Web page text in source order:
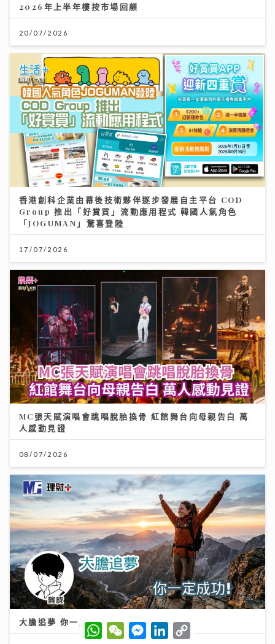
2026年上半年樓按市場回顧
20/07/2026
香港創科企業由幕後技術夥伴逐步發展自主平台 COD
Group 推出「好賞買」流動應用程式 韓國人氣角色
「JOGUMAN」驚喜登陸
17/07/2026
MC張天賦演唱會跳唱脫胎換骨 紅館舞台向母親告白 萬
人感動見證
08/07/2026
大膽追夢 你一定成功！
W
h
W
e
M
e
L
o